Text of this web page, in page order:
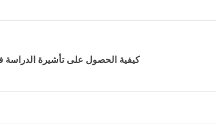
كيفية الحصول على تأشيرة الدراسة